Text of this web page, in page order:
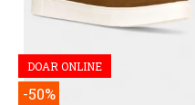
DOAR ONLINE
-50%